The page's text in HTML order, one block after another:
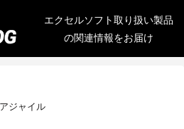
エクセルソフト取り扱い製品
の関連情報をお届け
ジャイル